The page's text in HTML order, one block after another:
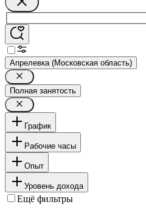
Апрелевка (Московская область)
Полная занятость
График
Рабочие часы
Опыт
Уровень дохода
Ещё фильтры